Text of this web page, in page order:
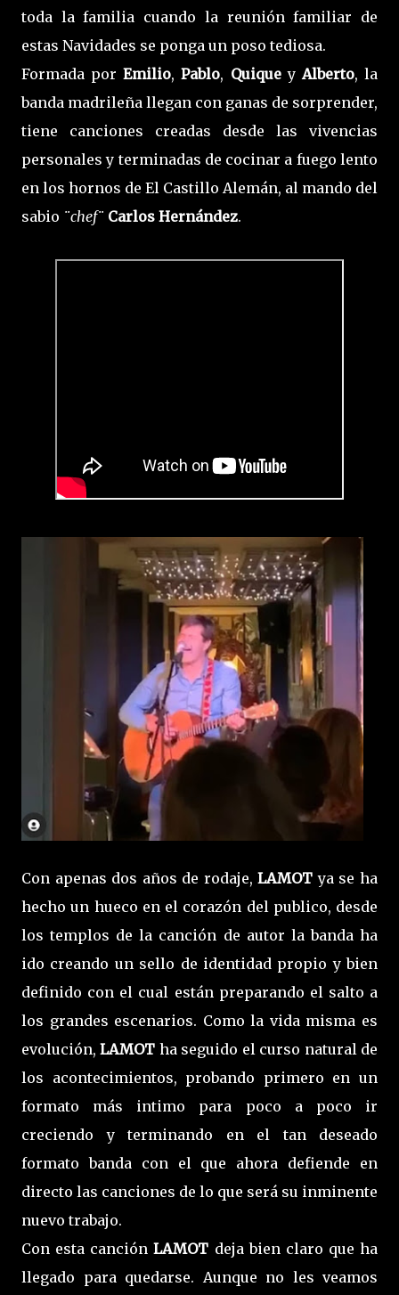
toda la familia cuando la reunión familiar de
estas Navidades se ponga un poso tediosa.
Formada porEmilio,Pablo, QuiqueyAlberto, la
banda madrileña llegan con ganas de sorprender,
tiene canciones creadas desde las vivencias
personales y terminadas de cocinar a fuego lento
en los hornos de El Castillo Alemán, al mando del
sabio ¨chef¨ Carlos Hernández.
Con apenas dos años de rodaje,LAMOTya se ha
hecho un hueco en el corazón del publico, desde
los templos de la canción de autor la banda ha
ido creando un sello de identidad propio y bien
definido con el cual están preparando el salto a
los grandes escenarios. Como la vida misma es
evolución,LAMOT ha seguido el curso natural de
los acontecimientos, probando primero en un
formato más intimo para poco a poco ir
creciendo y terminando en el tan deseado
formato banda con el que ahora defiende en
directo las canciones de lo que será su inminente
nuevo trabajo.
Con esta canciónLAMOT deja bien claro que ha
llegado para quedarse. Aunque no les veamos